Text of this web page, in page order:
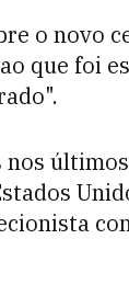
o novo
que foi